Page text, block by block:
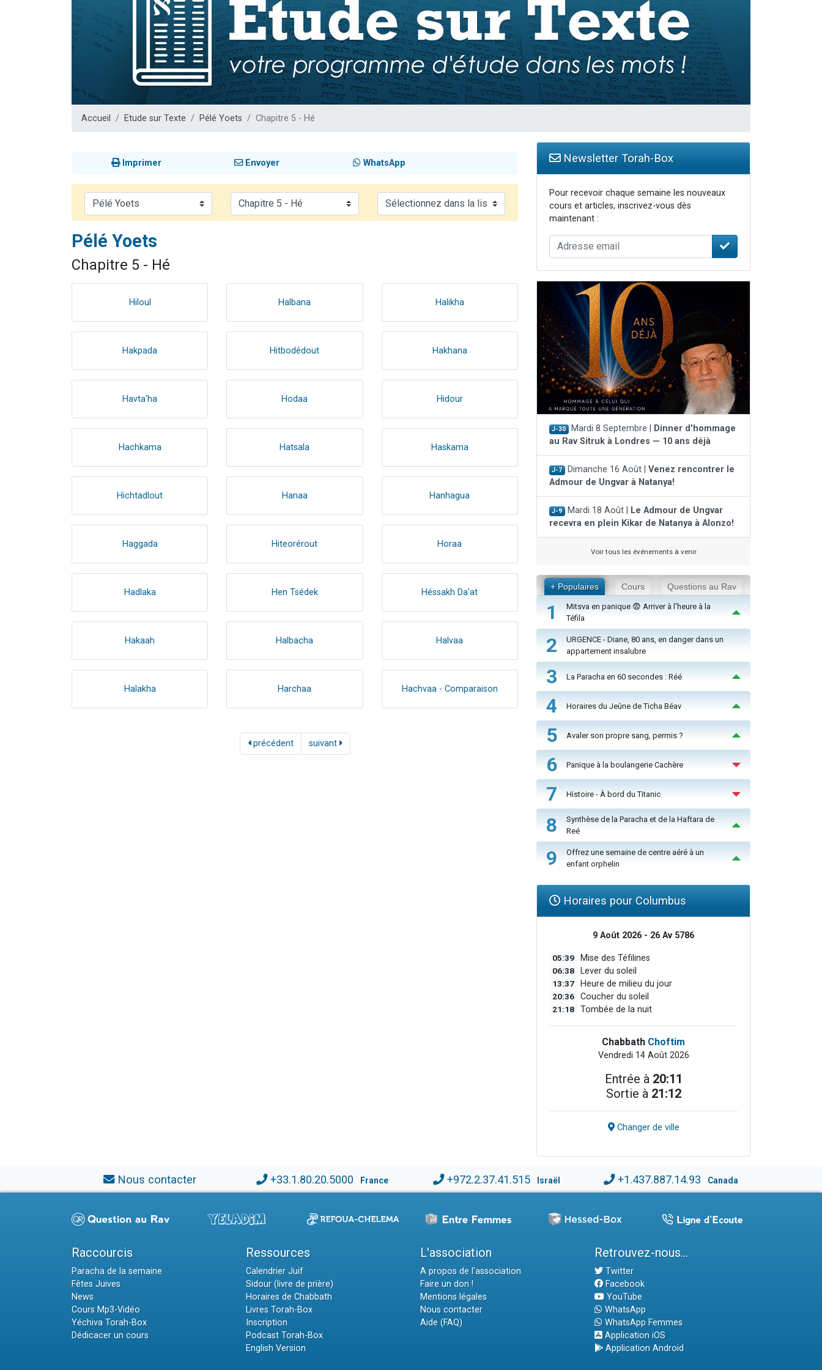
3 personnes viennent de nous rejoindre sur WhatsApp
3 personnes viennent de faire un don pour 5 jours de vacances aux Orphelins
Odaya vient de donner son Maasser
13 personnes viennent de demander une bénédiction
Accueil Etude sur Texte Pélé Yoets Chapitre 5 - Hé
Imprimer Envoyer WhatsApp
Pélé Yoets
Chapitre 5 - Hé
Hiloul Halbana Halikha
Hakpada Hitbodédout Hakhana
Havta'ha Hodaa Hidour
Hachkama Hatsala Haskama
Hichtadlout Hanaa Hanhagua
Haggada Hiteorérout Horaa
Hadlaka Hen Tsédek Héssakh Da'at
Hakaah Halbacha Halvaa
Halakha Harchaa Hachvaa - Comparaison
précédent suivant
Newsletter Torah-Box
Pour recevoir chaque semaine les nouveaux
cours et articles, inscrivez-vous dès
maintenant :
J-30 Mardi 8 Septembre |
Dinner d'hommage
au Rav Sitruk à Londres — 10 ans déjà
J-7 Dimanche 16 Août | Venez rencontrer le
Admour de Ungvar à Natanya!
J-9 Mardi 18 Août |
Le Admour de Ungvar
recevra en plein Kikar de Natanya à Alonzo!
Voir tous les événements à venir
+ Populaires Cours Questions au Rav
1
Mitsva en panique 😨 Arriver à l'heure à la
Téfila
2
URGENCE - Diane, 80 ans, en danger dans un
appartement insalubre
3 La Paracha en 60 secondes : Réé
4 Horaires du Jeûne de Ticha Béav
5 Avaler son propre sang, permis ?
6 Panique à la boulangerie Cachère
7 Histoire - À bord du Titanic
8
Synthèse de la Paracha et de la Haftara de
Reé
9
Offrez une semaine de centre aéré à un
enfant orphelin
Horaires pour Columbus
9 Août 2026 - 26 Av 5786
05:39 Mise des Téfilines
06:38 Lever du soleil
13:37 Heure de milieu du jour
20:36 Coucher du soleil
21:18 Tombée de la nuit
Chabbath Choftim
Vendredi 14 Août 2026
Entrée à 20:11
Sortie à 21:12
Changer de ville
Nous contacter +33.1.80.20.5000 France +972.2.37.41.515 Israël +1.437.887.14.93 Canada
Raccourcis
Paracha de la semaine
Fêtes Juives
News
Cours Mp3-Vidéo
Yéchiva Torah-Box
Dédicacer un cours
Ressources
Calendrier Juif
Sidour (livre de prière)
Horaires de Chabbath
Livres Torah-Box
Inscription
Podcast Torah-Box
English Version
L'association
A propos de l'association
Faire un don !
Mentions légales
Nous contacter
Aide (FAQ)
Retrouvez-nous...
Twitter
Facebook
YouTube
WhatsApp
WhatsApp Femmes
Application iOS
Application Android